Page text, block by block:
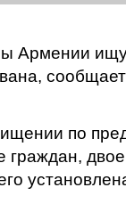
Армении
по
граждан,